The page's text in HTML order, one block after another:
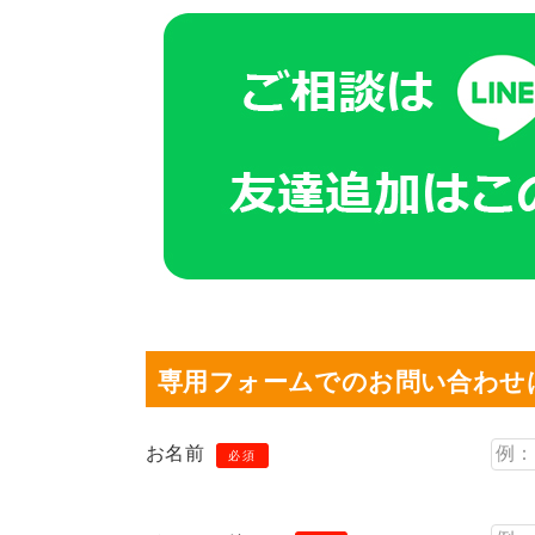
専用フォームでのお問い合わせ
お名前 必須